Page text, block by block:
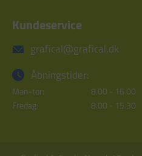
Kundeservice
grafical@grafical.dk
Åbningstider:
Man-tor:
8.00 - 16.00
Fredag:
8.00 - 15.30